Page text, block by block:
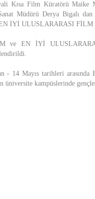
Kısa Film Küratörü Maike
Müdürü Derya Bigalı dan
İYİ ULUSLARARASI FİLM
ve EN İYİ
14 Mayıs tarihleri arasında
kampüslerinde